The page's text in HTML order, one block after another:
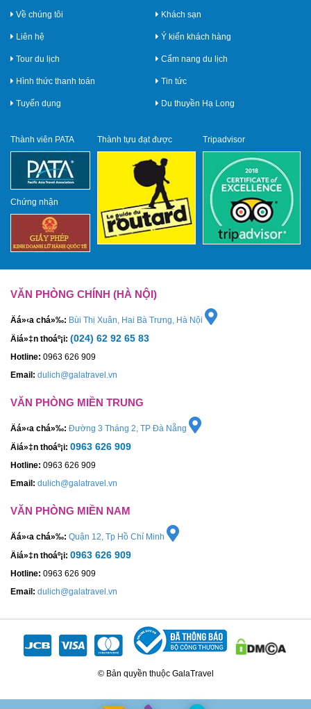
Về chúng tôi
Liên hệ
Tour du lịch
Hình thức thanh toán
Tuyển dụng
Khách sạn
Ý kiến khách hàng
Cẩm nang du lịch
Tin tức
Du thuyền Hạ Long
Thành viên PATA
Chứng nhận
Thành tựu đạt được Tripadvisor
VĂN PHÒNG CHÍNH (HÀ NỘI)
Äá»‹a chá»‰: Bùi Thị Xuân, Hai Bà Trưng, Hà Nội
Äiá»‡n thoáº¡i: (024) 62 92 65 83
Hotline: 0963 626 909
Email: dulich@galatravel.vn
VĂN PHÒNG MIỀN TRUNG
Äá»‹a chá»‰: Đường 3 Tháng 2, TP Đà Nẵng
Äiá»‡n thoáº¡i: 0963 626 909
Hotline: 0963 626 909
Email: dulich@galatravel.vn
VĂN PHÒNG MIỀN NAM
Äá»‹a chá»‰: Quận 12, Tp Hồ Chí Minh
Äiá»‡n thoáº¡i: 0963 626 909
Hotline: 0963 626 909
Email: dulich@galatravel.vn
© Bản quyền thuộc GalaTravel